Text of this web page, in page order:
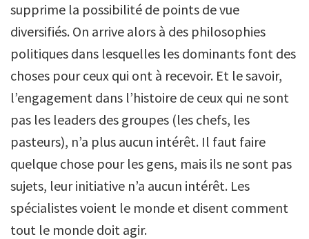
supprime la possibilité de points de vue
diversifiés. On arrive alors à des philosophies
politiques dans lesquelles les dominants font des
choses pour ceux qui ont à recevoir. Et le savoir,
l’engagement dans l’histoire de ceux qui ne sont
pas les leaders des groupes (les chefs, les
pasteurs), n’a plus aucun intérêt. Il faut faire
quelque chose pour les gens, mais ils ne sont pas
sujets, leur initiative n’a aucun intérêt. Les
spécialistes voient le monde et disent comment
tout le monde doit agir.